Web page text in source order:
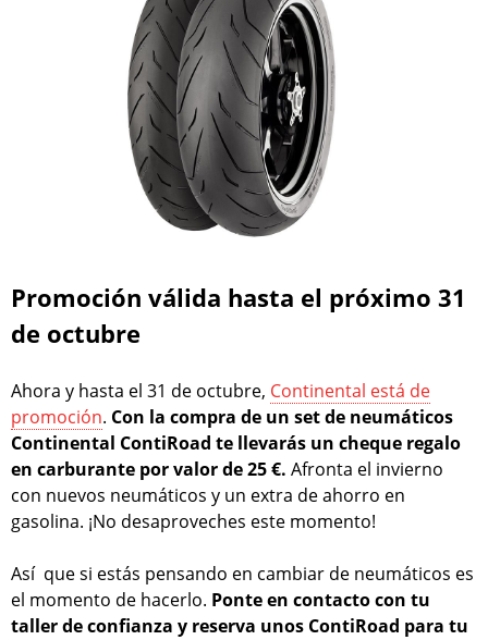
Promoción válida hasta el próximo 31
de octubre
Ahora y hasta el 31 de octubre, Continental está de
promoción. Con la compra de un set de neumáticos
Continental ContiRoad te llevarás un cheque regalo
en carburante por valor de 25 €. Afronta el invierno
con nuevos neumáticos y un extra de ahorro en
gasolina. ¡No desaproveches este momento!
Así que si estás pensando en cambiar de neumáticos es
el momento de hacerlo. Ponte en contacto con tu
taller de confianza y reserva unos ContiRoad para tu